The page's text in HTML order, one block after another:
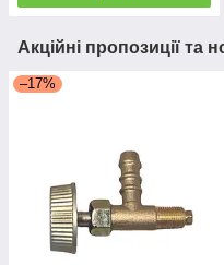
Акційні пропозиції та
–17%